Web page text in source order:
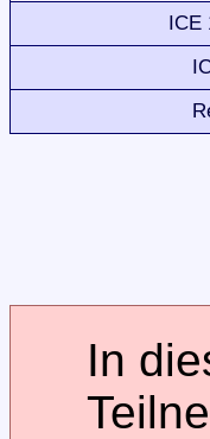
ICE
In